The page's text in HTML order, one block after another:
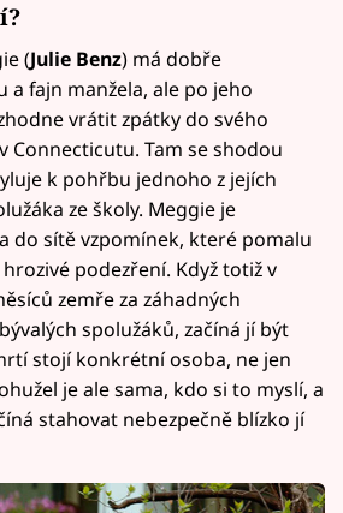
(Julie Benz) má dobře
fajn manžela, ale po jeho
vrátit zpátky do svého
Connecticutu. Tam se shodou
k pohřbu jednoho z jejích
ze školy. Meggie je
do sítě vzpomínek, které pomalu
podezření. Když totiž v
zemře za záhadných
spolužáků, začíná jí být
stojí konkrétní osoba, ne jen
je ale sama, kdo si to myslí, a
stahovat nebezpečně blízko jí